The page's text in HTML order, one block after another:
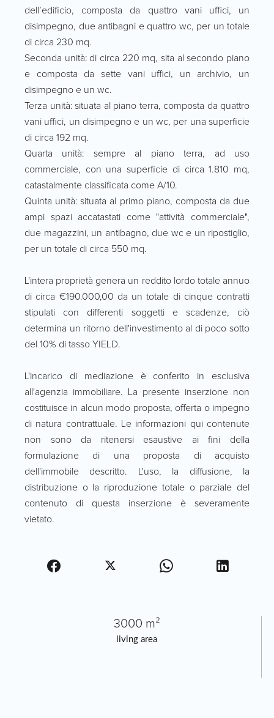
living area
3000 m²
dell’edificio, composta da quattro vani uffici, un
disimpegno, due antibagni e quattro wc, per un totale
di circa 230 mq.
Seconda unità: di circa 220 mq, sita al secondo piano
e composta da sette vani uffici, un archivio, un
disimpegno e un wc.
Terza unità: situata al piano terra, composta da quattro
vani uffici, un disimpegno e un wc, per una superficie
di circa 192 mq.
Quarta unità: sempre al piano terra, ad uso
commerciale, con una superficie di circa 1.810 mq,
catastalmente classificata come A/10.
Quinta unità: situata al primo piano, composta da due
ampi spazi accatastati come "attività commerciale",
due magazzini, un antibagno, due wc e un ripostiglio,
per un totale di circa 550 mq.
L'intera proprietà genera un reddito lordo totale annuo
di circa €190.000,00 da un totale di cinque contratti
stipulati con differenti soggetti e scadenze, ciò
determina un ritorno dell'investimento al di poco sotto
del 10% di tasso YIELD.
L'incarico di mediazione è conferito in esclusiva
all'agenzia immobiliare. La presente inserzione non
costituisce in alcun modo proposta, offerta o impegno
di natura contrattuale. Le informazioni qui contenute
non sono da ritenersi esaustive ai fini della
formulazione di una proposta di acquisto
dell'immobile descritto. L'uso, la diffusione, la
distribuzione o la riproduzione totale o parziale del
contenuto di questa inserzione è severamente
vietato.